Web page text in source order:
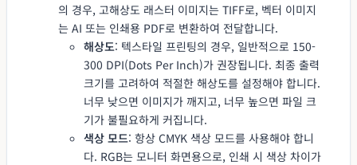
의 경우, 고해상도 래스터 이미지는 TIFF로, 벡터 이미지
는 AI 또는 인쇄용 PDF로 변환하여 전달합니다.
해상도: 텍스타일 프린팅의 경우, 일반적으로 150-
300 DPI(Dots Per Inch)가 권장됩니다. 최종 출력
크기를 고려하여 적절한 해상도를 설정해야 합니다.
너무 낮으면 이미지가 깨지고, 너무 높으면 파일 크
기가 불필요하게 커집니다.
색상 모드: 항상 CMYK 색상 모드를 사용해야 합니
다. RGB는 모니터 화면용으로, 인쇄 시 색상 차이가